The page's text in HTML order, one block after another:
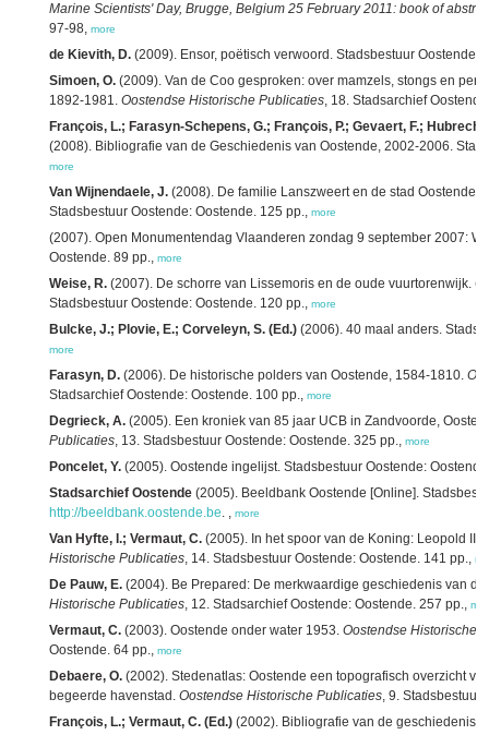
Marine Scientists' Day, Brugge, Belgium 25 February 2011: book of
97-98, more
de Kievith, D. (2009). Ensor, poëtisch verwoord. Stadsbestuur Oostende:
Simoen, O. (2009). Van de Coo gesproken: over mamzels, stongs en
1892-1981. Oostendse Historische Publicaties, 18. Stadsarchief
François, L.; Farasyn-Schepens, G.; François, P.; Gevaert, F.;
(2008). Bibliografie van de Geschiedenis van Oostende, 2002-2006.
more
Van Wijnendaele, J. (2008). De familie Lanszweert en de stad Oostende.
Stadsbestuur Oostende: Oostende. 125 pp., more
(2007). Open Monumentendag Vlaanderen zondag 9 september 2007:
Oostende. 89 pp., more
Weise, R. (2007). De schorre van Lissemoris en de oude vuurtorenwijk.
Stadsbestuur Oostende: Oostende. 120 pp., more
Bulcke, J.; Plovie, E.; Corveleyn, S. (Ed.) (2006). 40 maal anders.
more
Farasyn, D. (2006). De historische polders van Oostende, 1584-1810.
Stadsarchief Oostende: Oostende. 100 pp., more
Degrieck, A. (2005). Een kroniek van 85 jaar UCB in Zandvoorde,
Publicaties, 13. Stadsbestuur Oostende: Oostende. 325 pp., more
Poncelet, Y. (2005). Oostende ingelijst. Stadsbestuur Oostende:
Stadsarchief Oostende (2005). Beeldbank Oostende [Online].
http://beeldbank.oostende.be. , more
Van Hyfte, I.; Vermaut, C. (2005). In het spoor van de Koning: Leopold II
Historische Publicaties, 14. Stadsbestuur Oostende: Oostende. 141 pp.,
De Pauw, E. (2004). Be Prepared: De merkwaardige geschiedenis van
Historische Publicaties, 12. Stadsarchief Oostende: Oostende. 257 pp.,
Vermaut, C. (2003). Oostende onder water 1953. Oostendse Historische
Oostende. 64 pp., more
Debaere, O. (2002). Stedenatlas: Oostende een topografisch overzicht
begeerde havenstad. Oostendse Historische Publicaties, 9. Stadsbestuur
François, L.; Vermaut, C. (Ed.) (2002). Bibliografie van de geschiedenis